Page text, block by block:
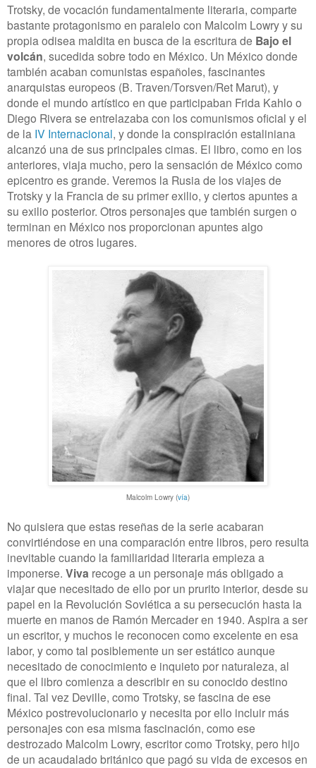
Trotsky, de vocación fundamentalmente literaria, comparte
bastante protagonismo en paralelo con Malcolm Lowry y su
propia odisea maldita en busca de la escritura de Bajo el
volcán, sucedida sobre todo en México. Un México donde
también acaban comunistas españoles, fascinantes
anarquistas europeos (B. Traven/Torsven/Ret Marut), y
donde el mundo artístico en que participaban Frida Kahlo o
Diego Rivera se entrelazaba con los comunismos oficial y el
de la IV Internacional, y donde la conspiración estaliniana
alcanzó una de sus principales cimas. El libro, como en los
anteriores, viaja mucho, pero la sensación de México como
epicentro es grande. Veremos la Rusia de los viajes de
Trotsky y la Francia de su primer exilio, y ciertos apuntes a
su exilio posterior. Otros personajes que también surgen o
terminan en México nos proporcionan apuntes algo
menores de otros lugares.
Malcolm Lowry (vía)
No quisiera que estas reseñas de la serie acabaran
convirtiéndose en una comparación entre libros, pero resulta
inevitable cuando la familiaridad literaria empieza a
imponerse. Viva recoge a un personaje más obligado a
viajar que necesitado de ello por un prurito interior, desde su
papel en la Revolución Soviética a su persecución hasta la
muerte en manos de Ramón Mercader en 1940. Aspira a ser
un escritor, y muchos le reconocen como excelente en esa
labor, y como tal posiblemente un ser estático aunque
necesitado de conocimiento e inquieto por naturaleza, al
que el libro comienza a describir en su conocido destino
final. Tal vez Deville, como Trotsky, se fascina de ese
México postrevolucionario y necesita por ello incluir más
personajes con esa misma fascinación, como ese
destrozado Malcolm Lowry, escritor como Trotsky, pero hijo
de un acaudalado británico que pagó su vida de excesos en